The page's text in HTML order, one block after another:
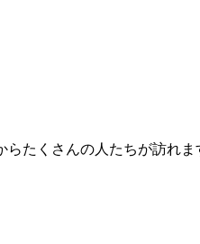
たくさんの人たちが訪れま